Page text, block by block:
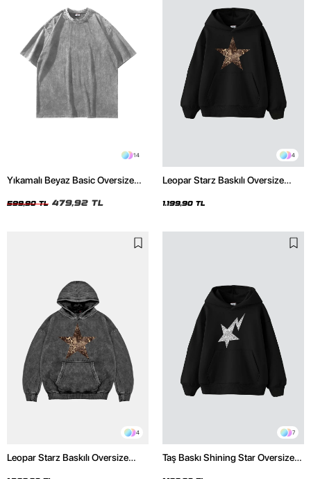
14
Yıkamalı Beyaz Basic Oversize
599,90 TL 479,92 TL
4
Leopar Starz Baskılı Oversize
1.199,90 TL
4
Leopar Starz Baskılı Oversize
7
Taş Baskı Shining Star Oversize